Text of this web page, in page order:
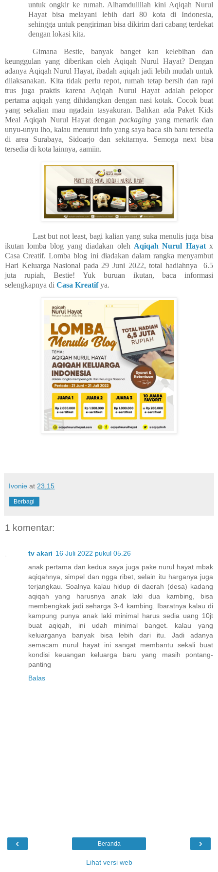
untuk ongkir ke rumah. Alhamdulillah kini Aqiqah Nurul
Hayat bisa melayani lebih dari 80 kota di Indonesia,
sehingga untuk pengiriman bisa dikirim dari cabang terdekat
dengan lokasi kita.
Gimana Bestie, banyak banget kan kelebihan dan
keunggulan yang diberikan oleh Aqiqah Nurul Hayat? Dengan
adanya Aqiqah Nurul Hayat, ibadah aqiqah jadi lebih mudah untuk
dilaksanakan. Kita tidak perlu repot, rumah tetap bersih dan rapi
trus juga praktis karena Aqiqah Nurul Hayat adalah pelopor
pertama aqiqah yang dihidangkan dengan nasi kotak. Cocok buat
yang sekalian mau ngadain tasyakuran. Bahkan ada Paket Kids
Meal Aqiqah Nurul Hayat denganpackaging yang menarik dan
unyu-unyu lho, kalau menurut info yang saya baca sih baru tersedia
di area Surabaya, Sidoarjo dan sekitarnya. Semoga next bisa
tersedia di kota lainnya, aamiin.
Last but not least, bagi kalian yang suka menulis juga bisa
ikutan lomba blog yang diadakan oleh Aqiqah Nurul Hayatx
Casa Creatif. Lomba blog ini diadakan dalam rangka menyambut
Hari Keluarga Nasional pada 29 Juni 2022, total hadiahnya
6.5
juta rupiah, Bestie! Yuk buruan ikutan, baca informasi
selengkapnya di Casa Kreatifya.
Ivonie at 23.15
Berbagi
1 komentar:
tv akari 16 Juli 2022 pukul 05.26
anak pertama dan kedua saya juga pake nurul hayat mbak
aqiqahnya, simpel dan ngga ribet, selain itu harganya juga
terjangkau. Soalnya kalau hidup di daerah (desa) kadang
aqiqah yang harusnya anak laki dua kambing, bisa
membengkak jadi seharga 3-4 kambing. Ibaratnya kalau di
kampung punya anak laki minimal harus sedia uang 10jt
buat aqiqah, ini udah minimal banget. kalau yang
keluarganya banyak bisa lebih dari itu. Jadi adanya
semacam nurul hayat ini sangat membantu sekali buat
kondisi keuangan keluarga baru yang masih pontang-
panting
Balas
‹ ›
Beranda
Lihat versi web